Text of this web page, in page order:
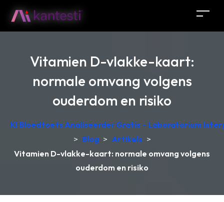
Vitamien D-vlakke-kaart:
normale omvang volgens
ouderdom en risiko
KI Bloedtoets Analiseerder Gratis – Laboratorium
> Blog > Artikels >
Vitamien D-vlakke-kaart: normale omvang volgens
ouderdom en risiko